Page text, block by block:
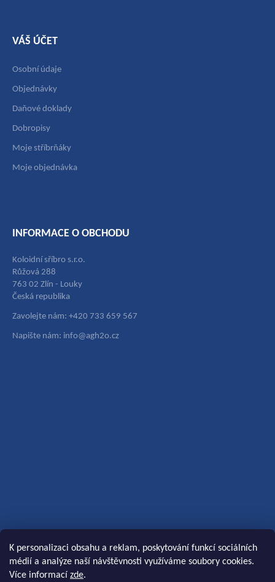
K personalizaci obsahu a reklam, poskytování funkcí sociálních
médií a analýze naší návštěvnosti využíváme soubory cookies.
Více informací zde.
VÁŠ ÚČET
Osobní údaje
Objednávky
Daňové doklady
Dobropisy
Moje stříbrňáky
Moje objednávka
INFORMACE O OBCHODU
Koloidní sříbro s.r.o.
Růžová 288
763 02 Zlín - Louky
Česká republika
Zavolejte nám: +420 733 659 567
Napište nám: info@agh2o.cz